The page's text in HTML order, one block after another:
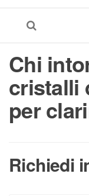
Chi
cristalli
per
Richiedi